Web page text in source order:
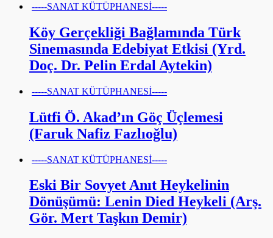
-----SANAT KÜTÜPHANESİ-----
Köy Gerçekliği Bağlamında Türk
Sinemasında Edebiyat Etkisi (Yrd.
Doç. Dr. Pelin Erdal Aytekin)
-----SANAT KÜTÜPHANESİ-----
Lütfi Ö. Akad’ın Göç Üçlemesi
(Faruk Nafiz Fazlıoğlu)
-----SANAT KÜTÜPHANESİ-----
Eski Bir Sovyet Anıt Heykelinin
Dönüşümü: Lenin Died Heykeli (Arş.
Gör. Mert Taşkın Demir)